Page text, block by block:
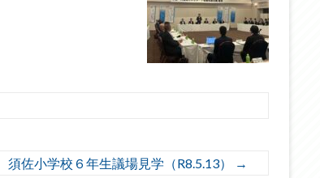
須佐小学校６年生議場見学（R8.5.13） →